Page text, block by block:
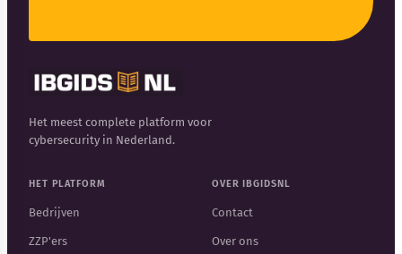
Het meest complete platform voor
cybersecurity in Nederland.
HET PLATFORM
Bedrijven
ZZP'ers
OVER IBGIDSNL
Contact
Over ons